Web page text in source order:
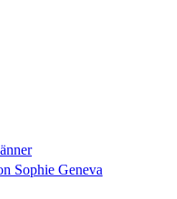
Sophie Geneva